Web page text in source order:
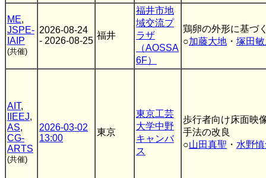
ME,
JSPE-
IAIP
(共催)
2026-08-24
- 2026-08-25
福井
福井市地
域交流プ
ラザ
（AOSSA
6F）
鶏卵の外形に基づ
○加藤大地 ・ 塚田
AIT,
IIEEJ,
AS,
CG-
ARTS
(共催)
2026-03-02
13:00
東京
東京工芸
大学中野
キャンバ
ス
歩行者向け床面映
手法の改良
○山田真聖 ・ 水野